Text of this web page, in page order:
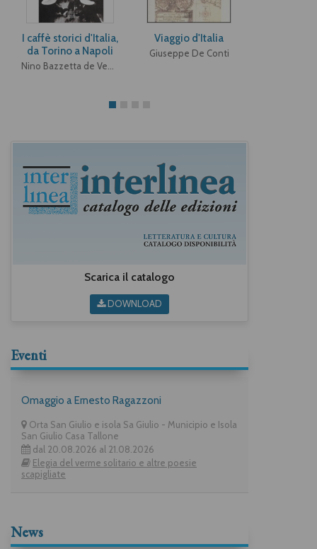
I caffè storici d'Italia,
da Torino a Napoli
Viaggio d'Italia
Giuseppe De Conti
Scarica il catalogo
DOWNLOAD
Eventi
Omaggio a Ernesto Ragazzoni
Orta San Giulio e isola Sa Giulio - Municipio e Isola
San Giulio Casa Tallone
dal 20.08.2026 al 21.08.2026
Elegia del verme solitario e altre poesie
scapigliate
News